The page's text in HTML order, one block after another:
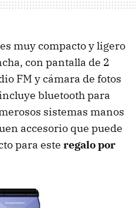
es muy compacto y ligero
con pantalla de 2
FM y cámara de fotos
bluetooth para
sistemas manos
accesorio que puede
para este regalo por